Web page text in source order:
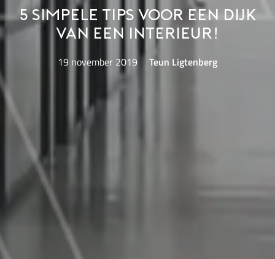
5 simpele tips voor een dijk
van een interieur!
19 november 2019 Teun Ligtenberg